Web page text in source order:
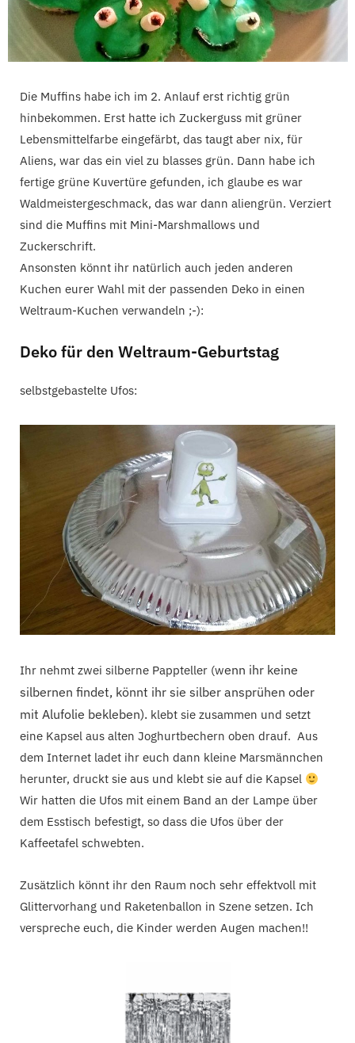
Die Muffins habe ich im 2. Anlauf erst richtig grün
hinbekommen. Erst hatte ich Zuckerguss mit grüner
Lebensmittelfarbe eingefärbt, das taugt aber nix, für
Aliens, war das ein viel zu blasses grün. Dann habe ich
fertige grüne Kuvertüre gefunden, ich glaube es war
Waldmeistergeschmack, das war dann aliengrün. Verziert
sind die Muffins mit Mini-Marshmallows und
Zuckerschrift.
Ansonsten könnt ihr natürlich auch jeden anderen
Kuchen eurer Wahl mit der passenden Deko in einen
Weltraum-Kuchen verwandeln ;-):
Deko für den Weltraum-Geburtstag
selbstgebastelte Ufos:
Ihr nehmt zwei silberne Pappteller (wenn ihr keine
silbernen findet, könnt ihr sie silber ansprühen oder
mit Alufolie bekleben). klebt sie zusammen und setzt
eine Kapsel aus alten Joghurtbechern oben drauf. Aus
dem Internet ladet ihr euch dann kleine Marsmännchen
herunter, druckt sie aus und klebt sie auf die Kapsel
Wir hatten die Ufos mit einem Band an der Lampe über
dem Esstisch befestigt, so dass die Ufos über der
Kaffeetafel schwebten.
Zusätzlich könnt ihr den Raum noch sehr effektvoll mit
Glittervorhang und Raketenballon in Szene setzen. Ich
verspreche euch, die Kinder werden Augen machen!!